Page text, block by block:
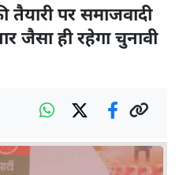
पर समाजवादी
जैसा ही रहेगा चुनावी